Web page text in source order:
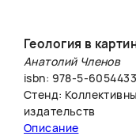
Геология в
Анатолий Членов
isbn: 978-5-
Стенд:
издательств
Описание